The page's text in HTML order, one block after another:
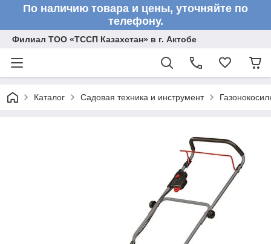
По наличию товара и цены, уточняйте по
телефону.
Филиал ТОО «ТССП Казахстан» в г. Актобе
Каталог Садовая техника и инструмент